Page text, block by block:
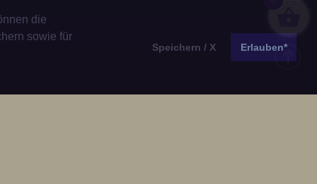
die
sowie für
Speichern / X Erlauben*